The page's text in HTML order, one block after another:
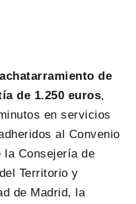
de
de 1.250 euros,
en servicios
al Convenio
la Consejería de
Territorio y
de Madrid, la